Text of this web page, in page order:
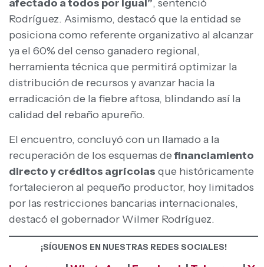
afectado a todos por igual”, sentenció
Rodríguez. Asimismo, destacó que la entidad se
posiciona como referente organizativo al alcanzar
ya el 60% del censo ganadero regional,
herramienta técnica que permitirá optimizar la
distribución de recursos y avanzar hacia la
erradicación de la fiebre aftosa, blindando así la
calidad del rebaño apureño.
El encuentro, concluyó con un llamado a la
recuperación de los esquemas definanciamiento
directo y créditos agrícolas que históricamente
fortalecieron al pequeño productor, hoy limitados
por las restricciones bancarias internacionales,
destacó el gobernador Wilmer Rodríguez.
¡SÍGUENOS EN NUESTRAS REDES SOCIALES!